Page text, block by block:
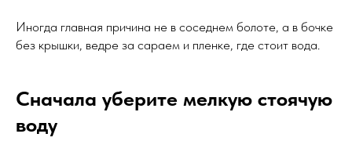
Иногда главная причина не в соседнем болоте, а в бочке
без крышки, ведре за сараем и пленке, где стоит вода.
Сначала уберите мелкую стоячую
воду